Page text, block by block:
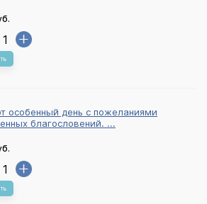
особенный день с пожеланиями
благословений. ...